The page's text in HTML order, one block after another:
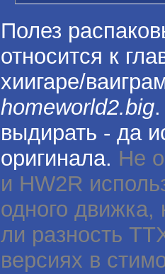
Полез
относится к
хиигаре/
homeworld2.big
выдирать - да
оригинала. Не
и HW2R
одного
ли разность
версиях в